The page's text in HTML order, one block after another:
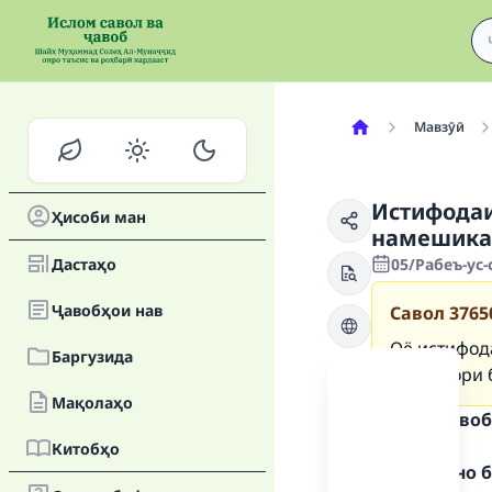
Ҳисоби ман
Дастаҳо
Ҷавобҳои нав
Баргузида
Мақолаҳо
Китобҳо
Мавзӯӣ
05/Рабеъ-
Савол
Оё
Матни ҷавоб
Ҳамду сано